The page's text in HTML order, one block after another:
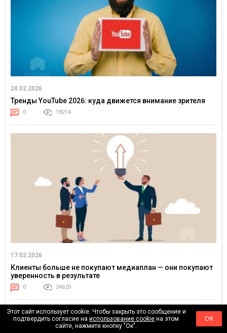
24.02.2026
Тренды YouTube 2026: куда движется внимание зрителя
0 18214
17.02.2026
Клиенты больше не покупают медиаплан — они покупают
уверенность в результате
0 24620
Этот сайт использует cookie. Чтобы закрыть это сообщение и
подтвердить согласие наиспользование cookie на этом
сайте, нажмите кнопку "Ок".
ОК